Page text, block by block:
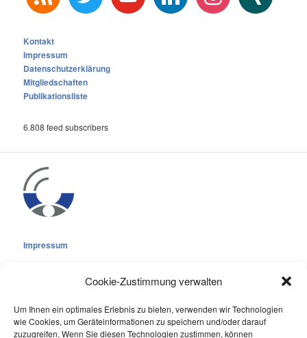
Cookie-Zustimmung verwalten
Um Ihnen ein optimales Erlebnis zu bieten, verwenden wir Technologien
wie Cookies, um Geräteinformationen zu speichern und/oder darauf
zuzugreifen. Wenn Sie diesen Technologien zustimmen, können
Kontakt
Impressum
Datenschutzerklärung
Mitgliedschaften
Publikationsliste
6.808 feed subscribers
Impressum
Cookie-Richtlinie (EU)